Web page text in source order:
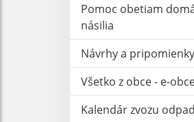
Pomoc obetiam
násilia
Návrhy a pripomienky
Všetko z obce - e-
Kalendár zvozu